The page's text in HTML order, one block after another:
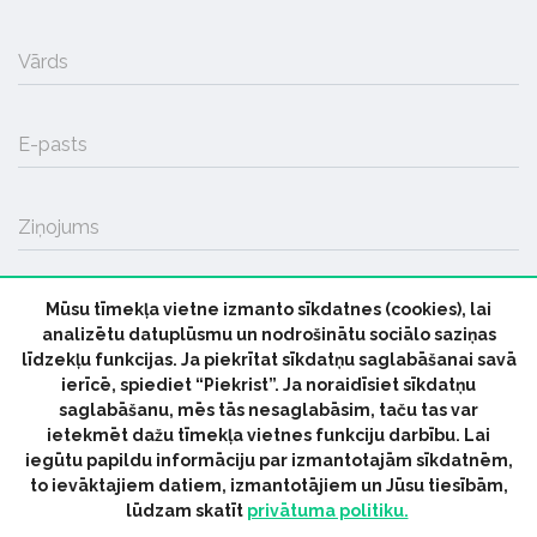
Vārds
E-pasts
Ziņojums
SŪTĪT
© 2026 parmuziku.lv, visas tiesības paturētas
ParMuziku.lv Mūzikas Ziņas
Industrijas Ziņas
Mūsu tīmekļa vietne izmanto sīkdatnes (cookies), lai
analizētu datuplūsmu un nodrošinātu sociālo saziņas
līdzekļu funkcijas. Ja piekrītat sīkdatņu saglabāšanai savā
ierīcē, spiediet “Piekrist”. Ja noraidīsiet sīkdatņu
saglabāšanu, mēs tās nesaglabāsim, taču tas var
ietekmēt dažu tīmekļa vietnes funkciju darbību. Lai
iegūtu papildu informāciju par izmantotajām sīkdatnēm,
to ievāktajiem datiem, izmantotājiem un Jūsu tiesībām,
lūdzam skatīt privātuma politiku.